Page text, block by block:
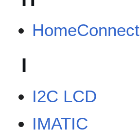
HomeConnect
I
I2C LCD
IMATIC